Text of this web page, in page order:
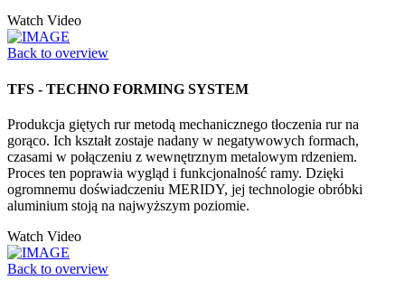
Watch Video
Back to overview
TFS - TECHNO FORMING SYSTEM
Produkcja giętych rur metodą mechanicznego tłoczenia rur na
gorąco. Ich kształt zostaje nadany w negatywowych formach,
czasami w połączeniu z wewnętrznym metalowym rdzeniem.
Proces ten poprawia wygląd i funkcjonalność ramy. Dzięki
ogromnemu doświadczeniu MERIDY, jej technologie obróbki
aluminium stoją na najwyższym poziomie.
Watch Video
Back to overview